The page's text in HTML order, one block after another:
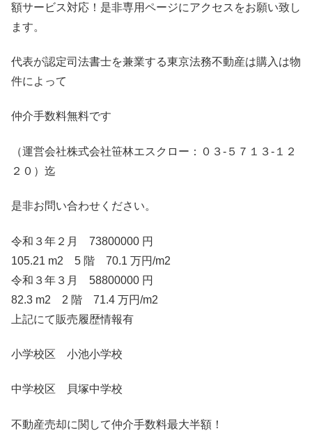
額サービス対応！是非専用ページにアクセスをお願い致し
ます。
代表が認定司法書士を兼業する東京法務不動産は購入は物
件によって
仲介手数料無料です
（運営会社株式会社笹林エスクロー：０３-５７１３-１２
２０）迄
是非お問い合わせください。
令和３年２月 73800000 円
105.21 m2 5 階 70.1 万円/m2
令和３年３月 58800000 円
82.3 m2 2 階 71.4 万円/m2
上記にて販売履歴情報有
小学校区 小池小学校
中学校区 貝塚中学校
不動産売却に関して仲介手数料最大半額！